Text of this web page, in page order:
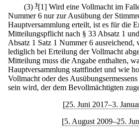
(3) 3[1] Wird eine Vollmacht im
Nummer 6 nur zur Ausübung der
Hauptversammlung erteilt, ist es für die
Mitteilungspflicht nach § 33 Absatz 1
Absatz 1 Satz 1 Nummer 6
lediglich bei Erteilung der Vollmacht
Mitteilung muss die Angabe enthalten,
Hauptversammlung stattfindet und wie
Vollmacht oder des
sein wird, der dem Bevollmächtigten
[25. Juni 2017–3.
[5. August 2009–25.